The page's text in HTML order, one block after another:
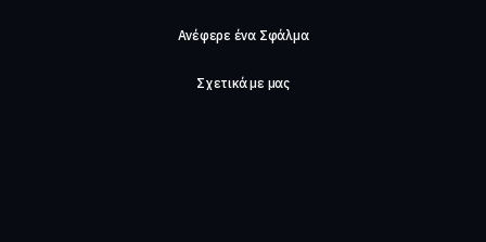
Ανέφερε ένα Σφάλμα
Σχετικά με μας